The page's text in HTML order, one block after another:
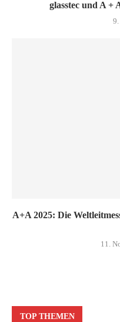
glasstec und A +
A+A 2025: Die
11.
TOP THEMEN